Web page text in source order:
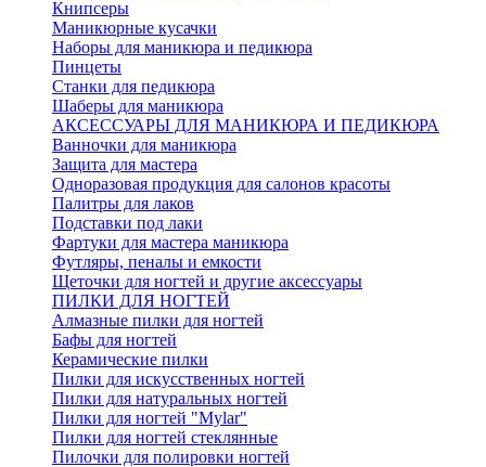
Книпсеры
Маникюрные кусачки
Наборы для маникюра и педикюра
Пинцеты
Станки для педикюра
Шаберы для маникюра
АКСЕССУАРЫ ДЛЯ МАНИКЮРА И ПЕДИКЮРА
Ванночки для маникюра
Защита для мастера
Одноразовая продукция для салонов красоты
Палитры для лаков
Подставки под лаки
Фартуки для мастера маникюра
Футляры, пеналы и емкости
Щеточки для ногтей и другие аксессуары
ПИЛКИ ДЛЯ НОГТЕЙ
Алмазные пилки для ногтей
Бафы для ногтей
Керамические пилки
Пилки для искусственных ногтей
Пилки для натуральных ногтей
Пилки для ногтей "Mylar"
Пилки для ногтей стеклянные
Пилочки для полировки ногтей